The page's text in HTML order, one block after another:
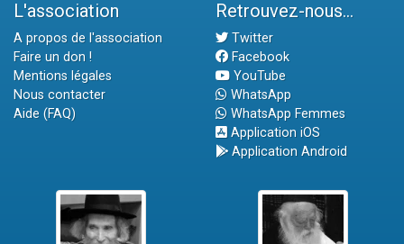
L'association
A propos de l'association
Faire un don !
Mentions légales
Nous contacter
Aide (FAQ)
Retrouvez-nous...
Twitter
Facebook
YouTube
WhatsApp
WhatsApp Femmes
Application iOS
Application Android